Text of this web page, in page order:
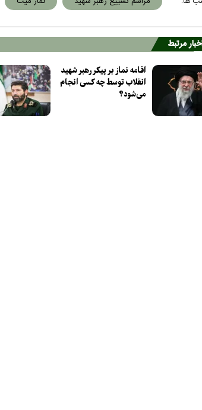
مرتبط
اقامه نماز بر پیکر رهبر شهید
انقلاب توسط چه کسی انجام
می‌شود؟